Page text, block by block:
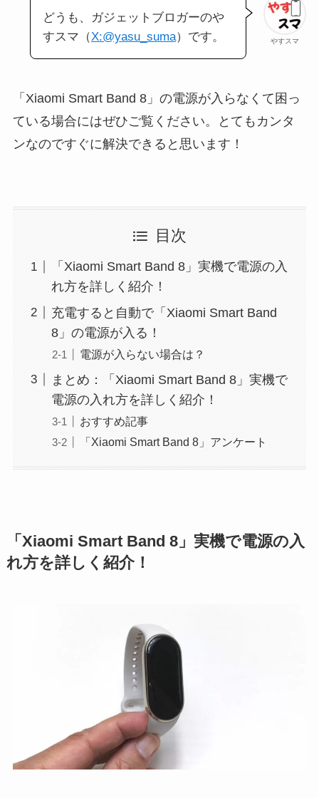
やすスマ
どうも、ガジェットブロガーのや
すスマ（X:@yasu_suma）です。
「Xiaomi Smart Band 8」の電源が入らなくて困っ
ている場合にはぜひご覧ください。とてもカンタ
ンなのですぐに解決できると思います！
目次
「Xiaomi Smart Band 8」実機で電源の入
れ方を詳しく紹介！
充電すると自動で「Xiaomi Smart Band
8」の電源が入る！
電源が入らない場合は？
まとめ：「Xiaomi Smart Band 8」実機で
電源の入れ方を詳しく紹介！
おすすめ記事
「Xiaomi Smart Band 8」アンケート
「Xiaomi Smart Band 8」実機で電源の入
れ方を詳しく紹介！